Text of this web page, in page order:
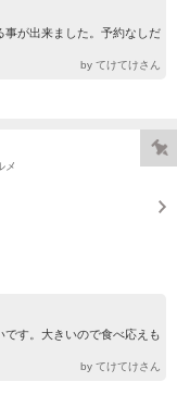
事が出来ました。予約なしだ
by てけてけさん
メ
す。大きいので食べ応えも
by てけてけさん